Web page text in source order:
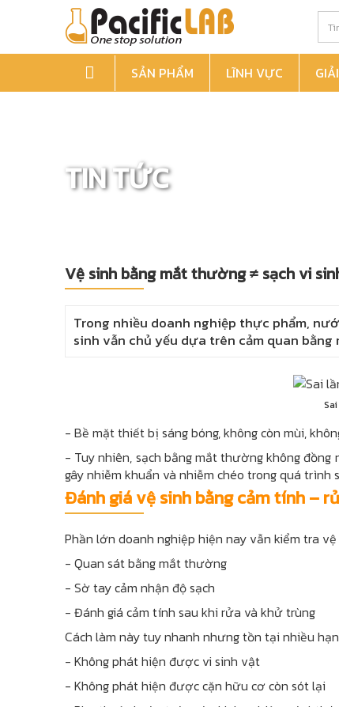
SẢN PHẨM LĨNH VỰC
TIN TỨC
Vệ sinh bằng mắt thường ≠ sạch vi
Trong nhiều doanh nghiệp thực phẩm,
sinh vẫn chủ yếu dựa trên cảm quan
- Bề mặt thiết bị sáng bóng, không còn mùi,
- Tuy nhiên, sạch bằng mắt thường không
gây nhiễm khuẩn và nhiễm chéo trong quá trình
Đánh giá vệ sinh bằng cảm tính –
Phần lớn doanh nghiệp hiện nay vẫn kiểm tra
- Quan sát bằng mắt thường
- Sờ tay cảm nhận độ sạch
- Đánh giá cảm tính sau khi rửa và khử trùng
Cách làm này tuy nhanh nhưng tồn tại nhiều
- Không phát hiện được vi sinh vật
- Không phát hiện được cặn hữu cơ còn sót lại